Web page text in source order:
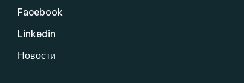
Facebook
Linkedin
Новости